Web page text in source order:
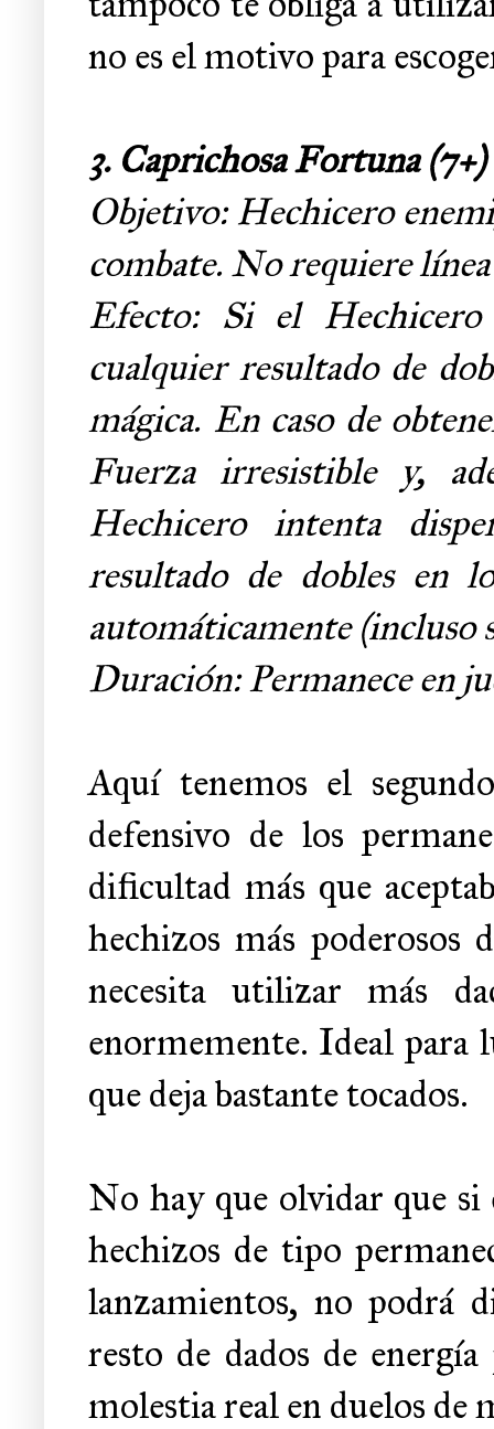
no es el motivo para
3. Caprichosa Fortuna (7+)
Objetivo: Hechicero
combate. No requiere
Efecto: Si el
cualquier resultado de
mágica. En caso de
Fuerza irresistible y,
Hechicero intenta
resultado de dobles en
automáticamente (incluso
Duración: Permanece en
Aquí tenemos el
defensivo de los
dificultad más que
hechizos más poderosos
necesita utilizar más
enormemente. Ideal para
que deja bastante tocados.
No hay que olvidar que
hechizos de tipo
lanzamientos, no podrá
resto de dados de
molestia real en duelos de